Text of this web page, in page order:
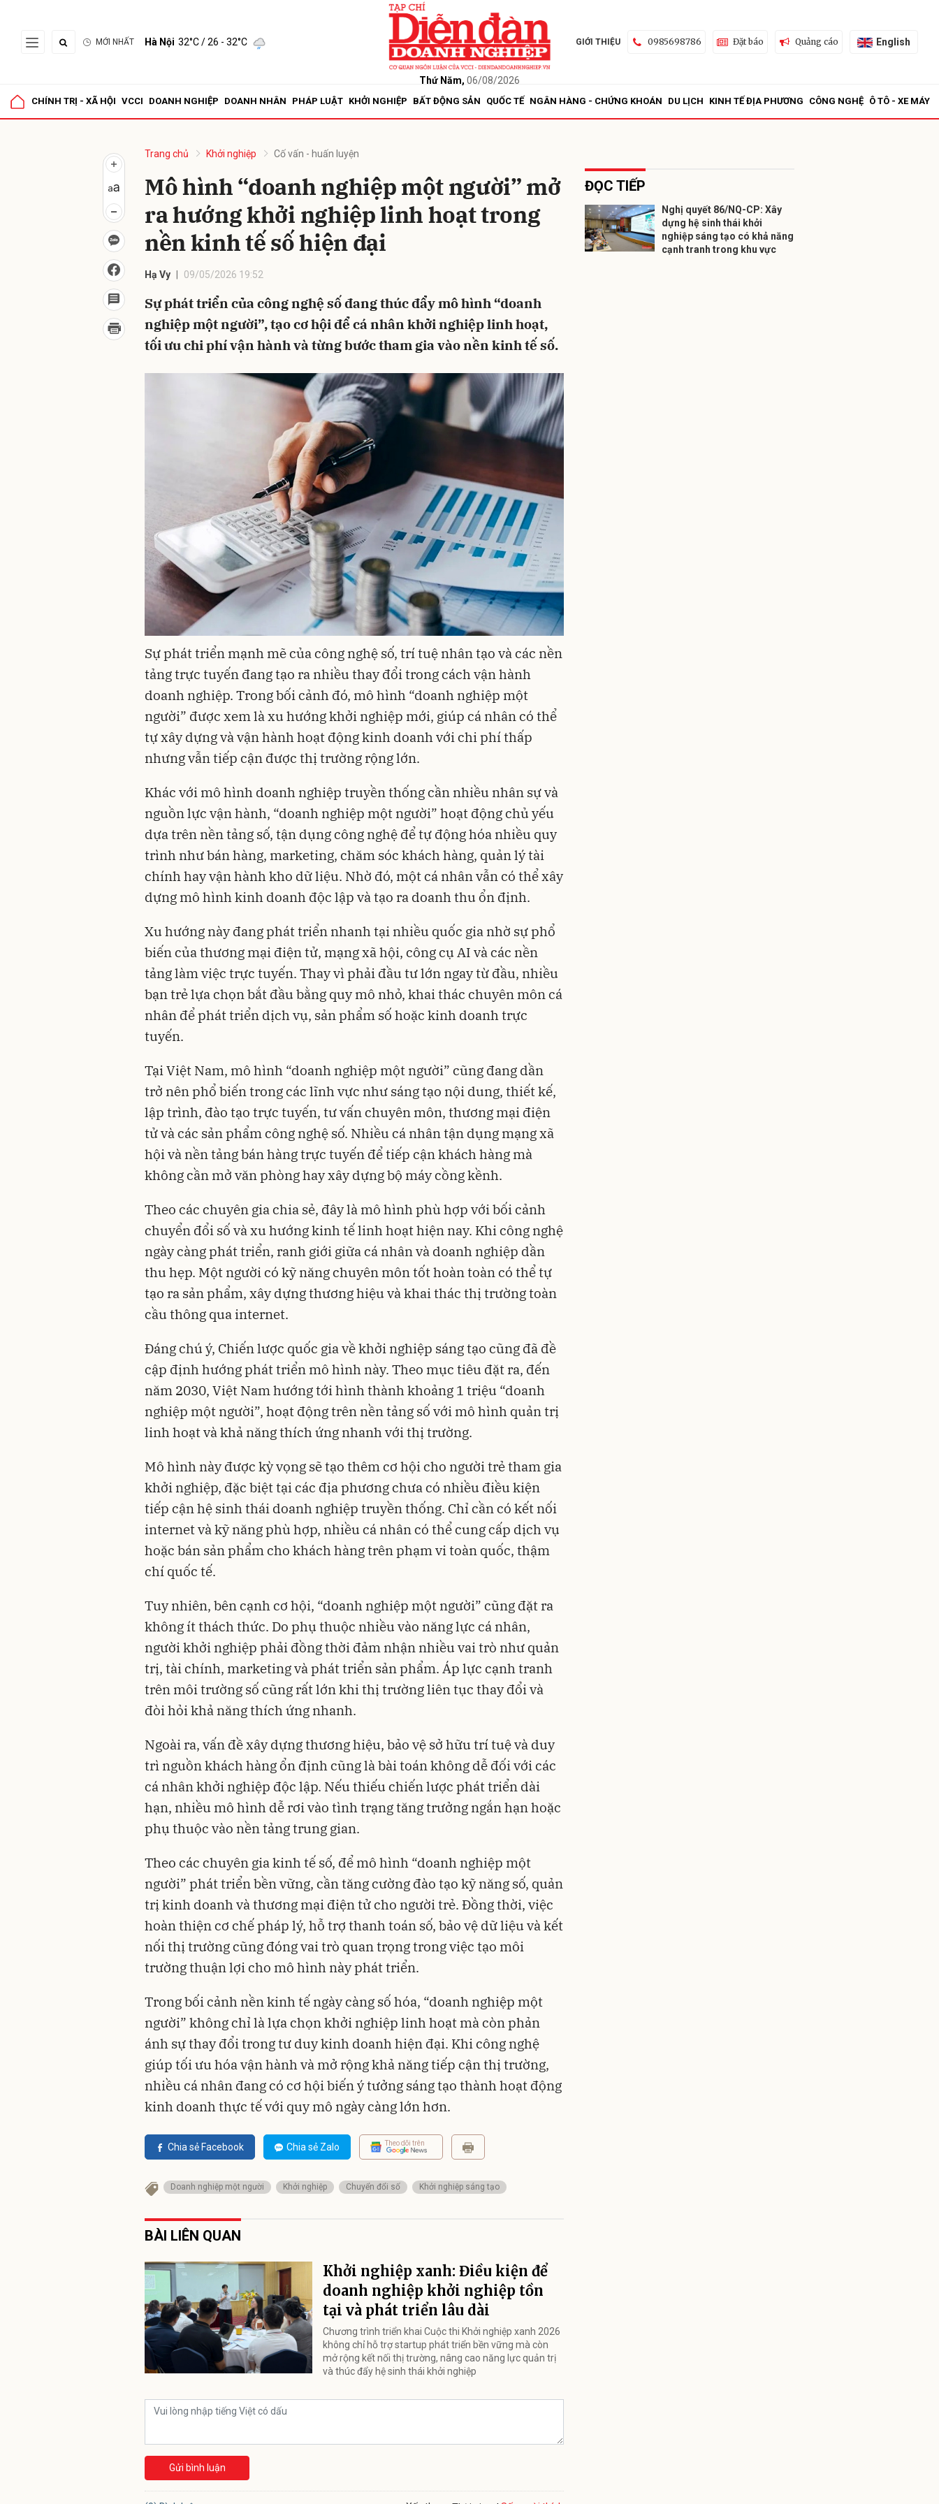
MỚI NHẤT Hà Nội 32°C/ 26 - 32°C
Thứ Năm, 06/08/2026
GIỚI THIỆU 0985698786 Đặt báo Quảng cáo English
CHÍNH TRỊ - XÃ HỘI VCCI DOANH NGHIỆP DOANH NHÂN PHÁP LUẬT KHỞI NGHIỆP BẤT ĐỘNG SẢN QUỐC TẾ NGÂN HÀNG - CHỨNG KHOÁN DU LỊCH KINH TẾ ĐỊA PHƯƠNG CÔNG NGHỆ Ô TÔ - XE MÁY
Trang chủ Khởi nghiệp Cố vấn - huấn luyện
Mô hình “doanh nghiệp một người” mở
ra hướng khởi nghiệp linh hoạt trong
nền kinh tế số hiện đại
Hạ Vy 09/05/2026 19:52
Sự phát triển của công nghệ số đang thúc đẩy mô hình “doanh
nghiệp một người”, tạo cơ hội để cá nhân khởi nghiệp linh hoạt,
tối ưu chi phí vận hành và từng bước tham gia vào nền kinh tế số.
Sự phát triển mạnh mẽ của công nghệ số, trí tuệ nhân tạo và các nền
tảng trực tuyến đang tạo ra nhiều thay đổi trong cách vận hành
doanh nghiệp. Trong bối cảnh đó, mô hình “doanh nghiệp một
người” được xem là xu hướng khởi nghiệp mới, giúp cá nhân có thể
tự xây dựng và vận hành hoạt động kinh doanh với chi phí thấp
nhưng vẫn tiếp cận được thị trường rộng lớn.
Khác với mô hình doanh nghiệp truyền thống cần nhiều nhân sự và
nguồn lực vận hành, “doanh nghiệp một người” hoạt động chủ yếu
dựa trên nền tảng số, tận dụng công nghệ để tự động hóa nhiều quy
trình như bán hàng, marketing, chăm sóc khách hàng, quản lý tài
chính hay vận hành kho dữ liệu. Nhờ đó, một cá nhân vẫn có thể xây
dựng mô hình kinh doanh độc lập và tạo ra doanh thu ổn định.
Xu hướng này đang phát triển nhanh tại nhiều quốc gia nhờ sự phổ
biến của thương mại điện tử, mạng xã hội, công cụ AI và các nền
tảng làm việc trực tuyến. Thay vì phải đầu tư lớn ngay từ đầu, nhiều
bạn trẻ lựa chọn bắt đầu bằng quy mô nhỏ, khai thác chuyên môn cá
nhân để phát triển dịch vụ, sản phẩm số hoặc kinh doanh trực
tuyến.
Tại Việt Nam, mô hình “doanh nghiệp một người” cũng đang dần
trở nên phổ biến trong các lĩnh vực như sáng tạo nội dung, thiết kế,
lập trình, đào tạo trực tuyến, tư vấn chuyên môn, thương mại điện
tử và các sản phẩm công nghệ số. Nhiều cá nhân tận dụng mạng xã
hội và nền tảng bán hàng trực tuyến để tiếp cận khách hàng mà
không cần mở văn phòng hay xây dựng bộ máy cồng kềnh.
Theo các chuyên gia chia sẻ, đây là mô hình phù hợp với bối cảnh
chuyển đổi số và xu hướng kinh tế linh hoạt hiện nay. Khi công nghệ
ngày càng phát triển, ranh giới giữa cá nhân và doanh nghiệp dần
thu hẹp. Một người có kỹ năng chuyên môn tốt hoàn toàn có thể tự
tạo ra sản phẩm, xây dựng thương hiệu và khai thác thị trường toàn
cầu thông qua internet.
Đáng chú ý, Chiến lược quốc gia về khởi nghiệp sáng tạo cũng đã đề
cập định hướng phát triển mô hình này. Theo mục tiêu đặt ra, đến
năm 2030, Việt Nam hướng tới hình thành khoảng 1 triệu “doanh
nghiệp một người”, hoạt động trên nền tảng số với mô hình quản trị
linh hoạt và khả năng thích ứng nhanh với thị trường.
Mô hình này được kỳ vọng sẽ tạo thêm cơ hội cho người trẻ tham gia
khởi nghiệp, đặc biệt tại các địa phương chưa có nhiều điều kiện
tiếp cận hệ sinh thái doanh nghiệp truyền thống. Chỉ cần có kết nối
internet và kỹ năng phù hợp, nhiều cá nhân có thể cung cấp dịch vụ
hoặc bán sản phẩm cho khách hàng trên phạm vi toàn quốc, thậm
chí quốc tế.
Tuy nhiên, bên cạnh cơ hội, “doanh nghiệp một người” cũng đặt ra
không ít thách thức. Do phụ thuộc nhiều vào năng lực cá nhân,
người khởi nghiệp phải đồng thời đảm nhận nhiều vai trò như quản
trị, tài chính, marketing và phát triển sản phẩm. Áp lực cạnh tranh
trên môi trường số cũng rất lớn khi thị trường liên tục thay đổi và
đòi hỏi khả năng thích ứng nhanh.
Ngoài ra, vấn đề xây dựng thương hiệu, bảo vệ sở hữu trí tuệ và duy
trì nguồn khách hàng ổn định cũng là bài toán không dễ đối với các
cá nhân khởi nghiệp độc lập. Nếu thiếu chiến lược phát triển dài
hạn, nhiều mô hình dễ rơi vào tình trạng tăng trưởng ngắn hạn hoặc
phụ thuộc vào nền tảng trung gian.
Theo các chuyên gia kinh tế số, để mô hình “doanh nghiệp một
người” phát triển bền vững, cần tăng cường đào tạo kỹ năng số, quản
trị kinh doanh và thương mại điện tử cho người trẻ. Đồng thời, việc
hoàn thiện cơ chế pháp lý, hỗ trợ thanh toán số, bảo vệ dữ liệu và kết
nối thị trường cũng đóng vai trò quan trọng trong việc tạo môi
trường thuận lợi cho mô hình này phát triển.
Trong bối cảnh nền kinh tế ngày càng số hóa, “doanh nghiệp một
người” không chỉ là lựa chọn khởi nghiệp linh hoạt mà còn phản
ánh sự thay đổi trong tư duy kinh doanh hiện đại. Khi công nghệ
giúp tối ưu hóa vận hành và mở rộng khả năng tiếp cận thị trường,
nhiều cá nhân đang có cơ hội biến ý tưởng sáng tạo thành hoạt động
kinh doanh thực tế với quy mô ngày càng lớn hơn.
Chia sẻ Facebook Chia sẻ Zalo Theo dõi trên
Doanh nghiệp một người Khởi nghiệp Chuyển đổi số Khởi nghiệp sáng tạo
BÀI LIÊN QUAN
Khởi nghiệp xanh: Điều kiện để
doanh nghiệp khởi nghiệp tồn
tại và phát triển lâu dài
Chương trình triển khai Cuộc thi Khởi nghiệp xanh 2026
không chỉ hỗ trợ startup phát triển bền vững mà còn
mở rộng kết nối thị trường, nâng cao năng lực quản trị
và thúc đẩy hệ sinh thái khởi nghiệp
Gửi bình luận
ĐỌC TIẾP
Nghị quyết 86/NQ-CP: Xây
dựng hệ sinh thái khởi
nghiệp sáng tạo có khả năng
cạnh tranh trong khu vực
Gửi